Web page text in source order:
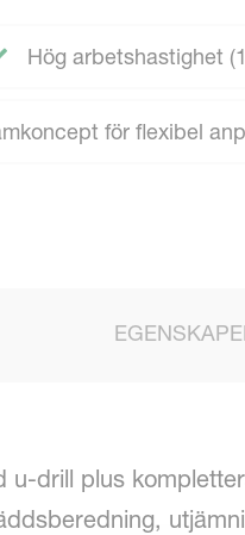
Hög arbetshastighet
för flexibel
u-drill plus